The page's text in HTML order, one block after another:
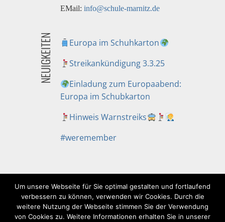
EMail:info@schule-marnitz.de
NEUIGKEITEN
Europa im Schuhkarton
Streikankündigung 3.3.25
Einladung zum Europaabend:
Europa im Schubkarton
Hinweis Warnstreiks
#weremember
Um unsere Webseite für Sie optimal gestalten und fortlaufend
verbessern zu können, verwenden wir Cookies. Durch die
weitere Nutzung der Webseite stimmen Sie der Verwendung
von Cookies zu. Weitere Informationen erhalten Sie in unserer